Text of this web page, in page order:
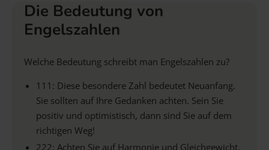
Die Bedeutung von
Engelszahlen
Welche Bedeutung schreibt man Engelszahlen zu?
111: Diese besondere Zahl bedeutet Neuanfang.
Sie sollten auf Ihre Gedanken achten. Sein Sie
positiv und optimistisch, dann sind Sie auf dem
richtigen Weg!
222: Achten Sie auf Harmonie und Gleichgewicht.